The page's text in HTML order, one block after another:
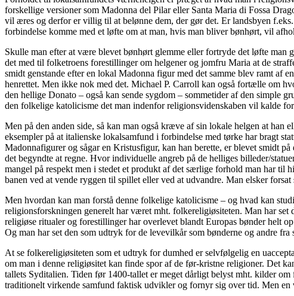
forskellige versioner som Madonna del Pilar eller Santa Maria di Fossa
vil æres og derfor er villig til at belønne dem, der gør det. Er landsbyen
forbindelse komme med et løfte om at man, hvis man bliver bønhørt, vil
Skulle man efter at være blevet bønhørt glemme eller fortryde det løfte man
det med til folketroens forestillinger om helgener og jomfru Maria at de
smidt genstande efter en lokal Madonna figur med det samme blev ramt
henrettet. Men ikke nok med det. Michael P. Carroll kan også fortælle om
den hellige Donato – også kan sende sygdom – sommetider af den simple
den folkelige katolicisme det man indenfor religionsvidenskaben vil kalde
Men på den anden side, så kan man også kræve af sin lokale helgen at
eksempler på at italienske lokalsamfund i forbindelse med tørke har bragt
Madonnafigurer og sågar en Kristusfigur, kan han berette, er blevet smidt
det begyndte at regne. Hvor individuelle angreb på de helliges billeder/
mangel på respekt men i stedet et produkt af det særlige forhold man har til
banen ved at vende ryggen til spillet eller ved at udvandre. Man elsker
Men hvordan kan man forstå denne folkelige katolicisme – og hvad kan
religionsforskningen generelt har været mht. folkereligiøsiteten. Man har
religiøse ritualer og forestillinger har overlevet blandt Europas bønder helt
Og man har set den som udtryk for de levevilkår som bønderne og andre
At se folkereligiøsiteten som et udtryk for dumhed er selvfølgelig en
om man i denne religiøsitet kan finde spor af de før-kristne religioner. Det
tallets Syditalien. Tiden før 1400-tallet er meget dårligt belyst mht. kilder
traditionelt virkende samfund faktisk udvikler og fornyr sig over tid. Men